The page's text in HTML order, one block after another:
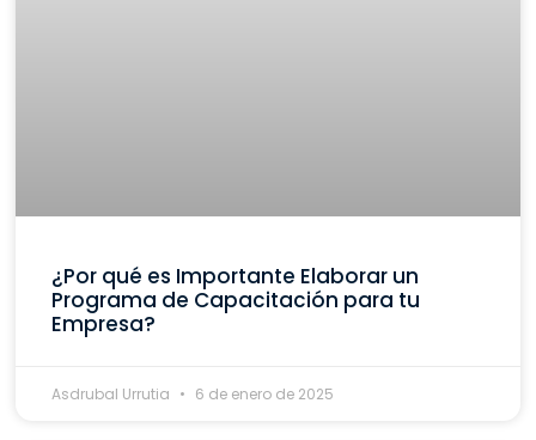
¿Por qué es Importante Elaborar un
Programa de Capacitación para tu
Empresa?
Asdrubal Urrutia 6 de enero de 2025